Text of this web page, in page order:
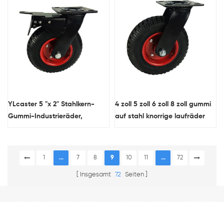
Konstruktion aus massivem
YLcaster 5 "x 2" Stahlkern-
Gummi-Industrieräder,
4 zoll 5 zoll 6 zoll 8 zoll gummi
auf stahl knorrige laufräder
... 7 8 9 10 ... 72
Insgesamt 72 Seiten